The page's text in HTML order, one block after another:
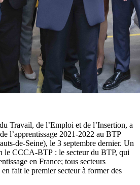
Travail, de l’Emploi et de l’Insertion, a
l’apprentissage 2021-2022 au BTP
de-Seine), le 3 septembre dernier. Un
le CCCA-BTP : le secteur du BTP, qui
en France; tous secteurs
fait le premier secteur à former des